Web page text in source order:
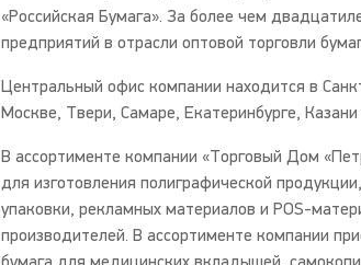
«Российская Бумага». За более чем
предприятий в отрасли оптовой торговли
Центральный офис компании находится в
Москве, Твери, Самаре, Екатеринбурге,
В ассортименте компании «Торговый Дом
для изготовления полиграфической
упаковки, рекламных материалов и POS-
производителей. В ассортименте компании